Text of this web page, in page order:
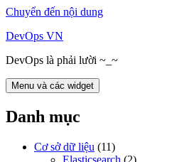
Chuyển đến nội dung
DevOps VN
DevOps là phải lười ~_~
Menu và các widget
Danh mục
Cơ sở dữ liệu (11)
Elasticsearch (2)